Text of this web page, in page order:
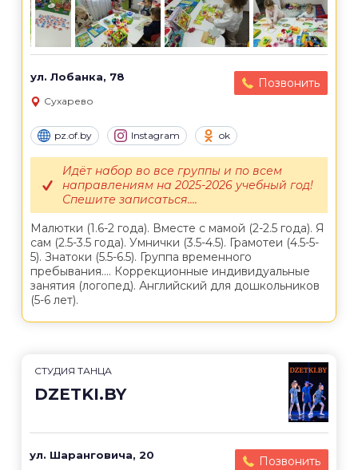
ул. Лобанка, 78 Позвонить
Сухарево
pz.of.by Instagram ok
Малютки (1.6-2 года). Вместе с мамой (2-2.5 года). Я
сам (2.5-3.5 года). Умнички (3.5-4.5). Грамотеи (4.5-5-
5). Знатоки (5.5-6.5). Группа временного
пребывания.... Коррекционные индивидуальные
занятия (логопед). Английский для дошкольников
(5-6 лет).
Идёт набор во все группы и по всем
направлениям на 2025-2026 учебный год!
Спешите записаться....
СТУДИЯ ТАНЦА
DZETKI.BY
ул. Шаранговича, 20 Позвонить